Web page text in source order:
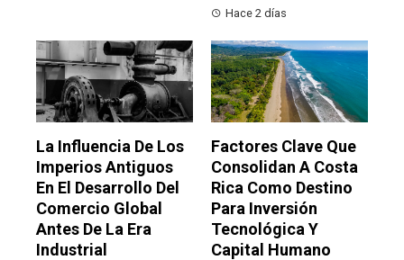
Hace 2 días
La Influencia De Los
Imperios Antiguos
En El Desarrollo Del
Comercio Global
Antes De La Era
Industrial
Factores Clave Que
Consolidan A Costa
Rica Como Destino
Para Inversión
Tecnológica Y
Capital Humano